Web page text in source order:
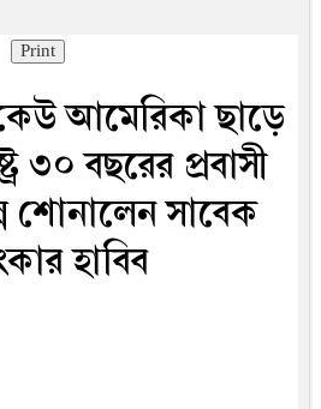
Print
আমেরিকা ছাড়ে
৩০ বছরের প্রবাসী
শোনালেন সাবেক
হাবিব